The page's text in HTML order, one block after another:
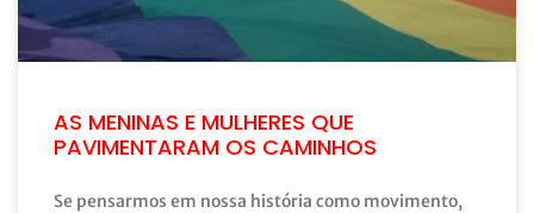
AS MENINAS E MULHERES QUE
PAVIMENTARAM OS CAMINHOS
Se pensarmos em nossa história como movimento,